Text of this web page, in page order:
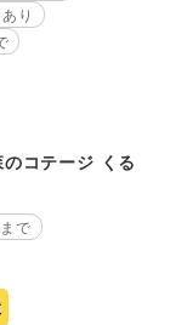
り
のコテージ くる
で